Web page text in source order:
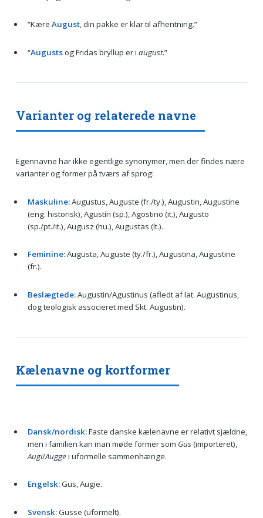
“Kære August, din pakke er klar til afhentning.”
“Augustsog Fridas bryllup er i august.”
Varianter og relaterede navne
Egennavne har ikke egentlige synonymer, men der findes nære
varianter og former på tværs af sprog:
Maskuline:Augustus, Auguste (fr./ty.), Augustin, Augustine
(eng. historisk), Agustín (sp.), Agostino (it.), Augusto
(sp./pt./it.), Augusz (hu.), Augustas (lt.).
Feminine:Augusta, Auguste (ty./fr.), Augustina, Augustine
(fr.).
Beslægtede:Augustin/Agustinus (afledt af lat. Augustinus,
dog teologisk associeret med Skt. Augustin).
Kælenavne og kortformer
Dansk/nordisk:Faste danske kælenavne er relativt sjældne,
men i familien kan man møde former som Gus(importeret),
Augi/Auggei uformelle sammenhænge.
Engelsk:Gus, Augie.
Svensk:Gusse (uformelt).